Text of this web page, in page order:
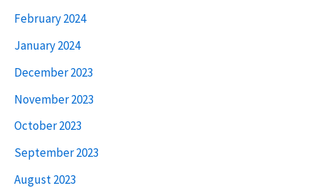
February 2024
January 2024
December 2023
November 2023
October 2023
September 2023
August 2023